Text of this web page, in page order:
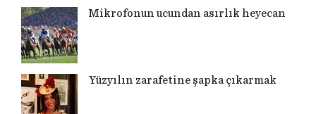
Mikrofonun ucundan asırlık heyecan
Yüzyılın zarafetine şapka çıkarmak